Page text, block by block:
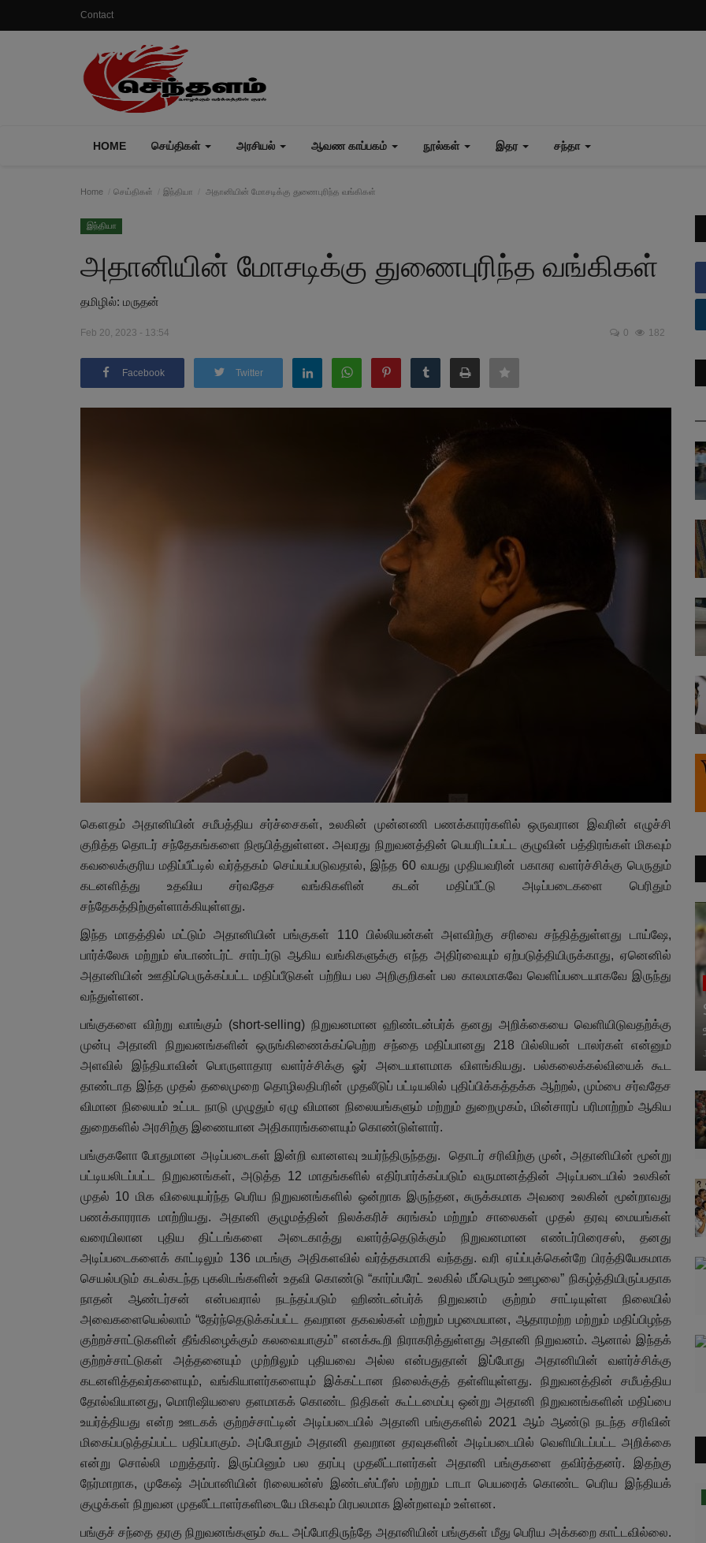
Contact
HOME செய்திகள் அரசியல் ஆவண காப்பகம் நூல்கள் இதர சந்தா
Home செய்திகள் இந்தியா அதானியின் மோசடிக்கு துணைபுரிந்த வங்கிகள்
இந்தியா
அதானியின் மோசடிக்கு துணைபுரிந்த வங்கிகள்
தமிழில்: மருதன்
Feb 20, 2023 - 13:54 0 182
Facebook Twitter
கௌதம் அதானியின் சமீபத்திய சர்ச்சைகள், உலகின் முன்னணி பணக்காரர்களில் ஒருவரான இவரின் எழுச்சி
குறித்த தொடர் சந்தேகங்களை நிரூபித்துள்ளன. அவரது நிறுவனத்தின் பெயரிடப்பட்ட குழுவின் பத்திரங்கள் மிகவும்
கவலைக்குரிய மதிப்பீட்டில் வர்த்தகம் செய்யப்படுவதால், இந்த 60 வயது முதியவரின் பகாசுர வளர்ச்சிக்கு பெருதும்
கடனளித்து உதவிய சர்வதேச வங்கிகளின் கடன் மதிப்பீட்டு அடிப்படைகளை பெரிதும்
சந்தேகத்திற்குள்ளாக்கியுள்ளது.
இந்த மாதத்தில் மட்டும் அதானியின் பங்குகள் 110 பில்லியன்கள் அளவிற்கு சரிவை சந்தித்துள்ளது டாய்ஷே,
பார்க்லேசு மற்றும் ஸ்டாண்டர்ட் சார்டர்டு ஆகிய வங்கிகளுக்கு எந்த அதிர்வையும் ஏற்படுத்தியிருக்காது, ஏனெனில்
அதானியின் ஊதிப்பெருக்கப்பட்ட மதிப்பீடுகள் பற்றிய பல அறிகுறிகள் பல காலமாகவே வெளிப்படையாகவே இருந்து
வந்துள்ளன.
பங்குகளை விற்று வாங்கும் (short-selling) நிறுவனமான ஹிண்டன்பர்க் தனது அறிக்கையை வெளியிடுவதற்க்கு
முன்பு அதானி நிறுவனங்களின் ஒருங்கிணைக்கப்பெற்ற சந்தை மதிப்பானது 218 பில்லியன் டாலர்கள் என்னும்
அளவில் இந்தியாவின் பொருளாதார வளர்ச்சிக்கு ஓர் அடையாளமாக விளங்கியது. பல்கலைக்கல்வியைக் கூட
தாண்டாத இந்த முதல் தலைமுறை தொழிலதிபரின் முதலீடுப் பட்டியலில் புதிப்பிக்கத்தக்க ஆற்றல், மும்பை சர்வதேச
விமான நிலையம் உட்பட நாடு முழுதும் ஏழு விமான நிலையங்களும் மற்றும் துறைமுகம், மின்சாரப் பரிமாற்றம் ஆகிய
துறைகளில் அரசிற்கு இணையான அதிகாரங்களையும் கொண்டுள்ளார்.
பங்குகளோ போதுமான அடிப்படைகள் இன்றி வானளவு உயர்ந்திருந்தது.
தொடர் சரிவிற்கு முன், அதானியின் மூன்று
பட்டியலிடப்பட்ட நிறுவனங்கள், அடுத்த 12 மாதங்களில் எதிர்பார்க்கப்படும் வருமானத்தின் அடிப்படையில் உலகின்
முதல் 10 மிக விலையுயர்ந்த பெரிய நிறுவனங்களில் ஒன்றாக இருந்தன, சுருக்கமாக அவரை உலகின் மூன்றாவது
பணக்காரராக மாற்றியது. அதானி குழுமத்தின் நிலக்கரிச் சுரங்கம் மற்றும் சாலைகள் முதல் தரவு மையங்கள்
வரையிலான புதிய திட்டங்களை அடைகாத்து வளர்த்தெடுக்கும் நிறுவனமான எண்டர்பிரைசஸ், தனது
அடிப்படைகளைக் காட்டிலும் 136 மடங்கு அதிகளவில் வர்த்தகமாகி வந்தது. வரி ஏய்ப்புக்கென்றே பிரத்தியேகமாக
செயல்படும் கடல்கடந்த புகலிடங்களின் உதவி கொண்டு “கார்ப்பரேட் உலகில் மீப்பெரும் ஊழலை” நிகழ்த்தியிருப்பதாக
நாதன் ஆண்டர்சன் என்பவரால் நடந்தப்படும் ஹிண்டன்பர்க் நிறுவனம் குற்றம் சாட்டியுள்ள நிலையில்
அவைகளையெல்லாம் “தேர்ந்தெடுக்கப்பட்ட தவறான தகவல்கள் மற்றும் பழமையான, ஆதாரமற்ற மற்றும் மதிப்பிழந்த
குற்றச்சாட்டுகளின் தீங்கிழைக்கும் கலவையாகும்” எனக்கூறி நிராகரித்துள்ளது அதானி நிறுவனம். ஆனால் இந்தக்
குற்றச்சாட்டுகள் அத்தனையும் முற்றிலும் புதியவை அல்ல என்பதுதான் இப்போது அதானியின் வளர்ச்சிக்கு
கடனளித்தவர்களையும், வங்கியாளர்களையும் இக்கட்டான நிலைக்குத் தள்ளியுள்ளது. நிறுவனத்தின் சமீபத்திய
தோல்வியானது, மொரிஷியஸை தளமாகக் கொண்ட நிதிகள் கூட்டமைப்பு ஒன்று அதானி நிறுவனங்களின் மதிப்பை
உயர்த்தியது என்ற ஊடகக் குற்றச்சாட்டின் அடிப்படையில் அதானி பங்குகளில் 2021 ஆம் ஆண்டு நடந்த சரிவின்
மிகைப்படுத்தப்பட்ட பதிப்பாகும். அப்போதும் அதானி தவறான தரவுகளின் அடிப்படையில் வெளியிடப்பட்ட அறிக்கை
என்று சொல்லி மறுத்தார். இருப்பினும் பல தரப்பு முதலீட்டாளர்கள் அதானி பங்குகளை தவிர்த்தனர். இதற்கு
நேர்மாறாக, முகேஷ் அம்பானியின் ரிலையன்ஸ் இண்டஸ்ட்ரீஸ் மற்றும் டாடா பெயரைக் கொண்ட பெரிய இந்தியக்
குழுக்கள் நிறுவன முதலீட்டாளர்களிடையே மிகவும் பிரபலமாக இன்றளவும் உள்ளன.
பங்குச் சந்தை தரகு நிறுவனங்களும் கூட அப்போதிருந்தே அதானியின் பங்குகள் மீது பெரிய அக்கறை காட்டவில்லை.
இந்தியா